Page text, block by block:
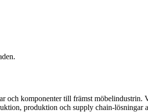
och komponenter till främst
produktion och supply chain-lösningar